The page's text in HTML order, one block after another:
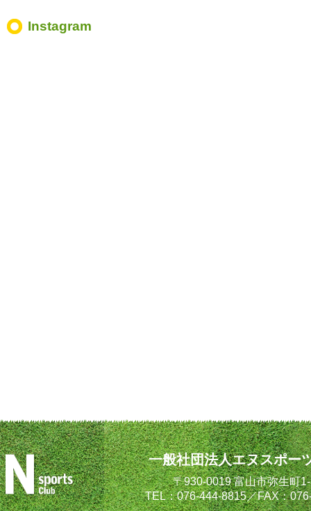
Instagram
一般社団法人エヌスポー
〒930-0019 富山市弥生町
TEL：076-444-8815／FAX：